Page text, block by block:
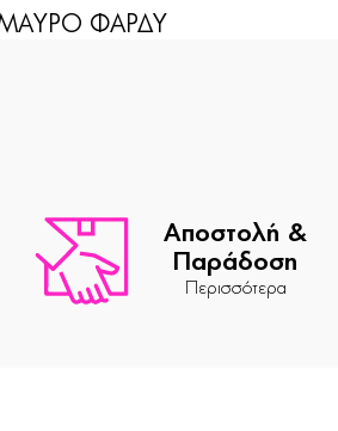
ΦΑΡΔΥ
Αποστολή &
Παράδοση
Περισσότερα